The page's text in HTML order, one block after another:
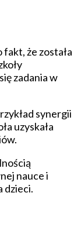
że została
zadania w
synergii
uzyskała
nauce i
dzieci.